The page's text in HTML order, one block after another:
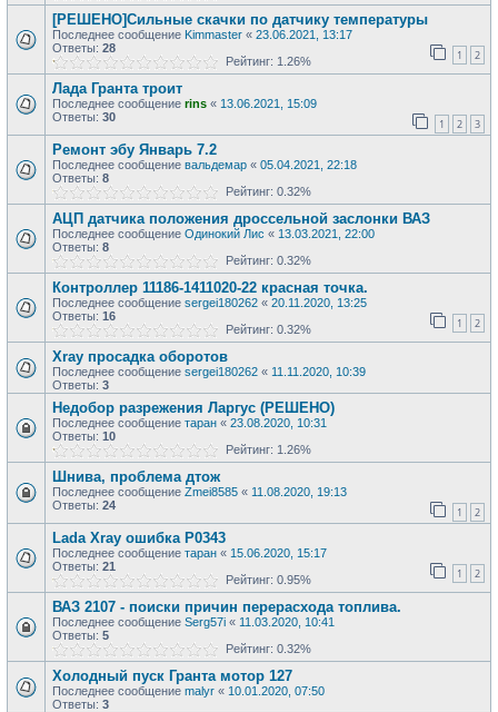
[РЕШЕНО]Сильные скачки по датчику температуры
Последнее сообщение Kimmaster « 23.06.2021, 13:17
Ответы: 28 1 2
Рейтинг: 1.26%
Лада Гранта троит
Последнее сообщение rins « 13.06.2021, 15:09
Ответы: 30 1 2 3
Ремонт эбу Январь 7.2
Последнее сообщение вальдемар « 05.04.2021, 22:18
Ответы: 8
Рейтинг: 0.32%
АЦП датчика положения дроссельной заслонки ВАЗ
Последнее сообщение Одинокий Лис « 13.03.2021, 22:00
Ответы: 8
Рейтинг: 0.32%
Контроллер 11186-1411020-22 красная точка.
Последнее сообщение sergei180262 « 20.11.2020, 13:25
Ответы: 16 1 2
Рейтинг: 0.32%
Xray просадка оборотов
Последнее сообщение sergei180262 « 11.11.2020, 10:39
Ответы: 3
Недобор разрежения Ларгус (РЕШЕНО)
Последнее сообщение таран « 23.08.2020, 10:31
Ответы: 10
Рейтинг: 1.26%
Шнива, проблема дтож
Последнее сообщение Zmei8585 « 11.08.2020, 19:13
Ответы: 24 1 2
Lada Xray ошибка P0343
Последнее сообщение таран « 15.06.2020, 15:17
Ответы: 21 1 2
Рейтинг: 0.95%
ВАЗ 2107 - поиски причин перерасхода топлива.
Последнее сообщение Serg57i « 11.03.2020, 10:41
Ответы: 5
Рейтинг: 0.32%
Холодный пуск Гранта мотор 127
Последнее сообщение malyr « 10.01.2020, 07:50
Ответы: 3